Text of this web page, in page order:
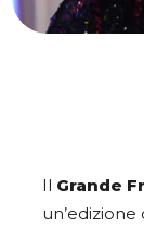
Grande